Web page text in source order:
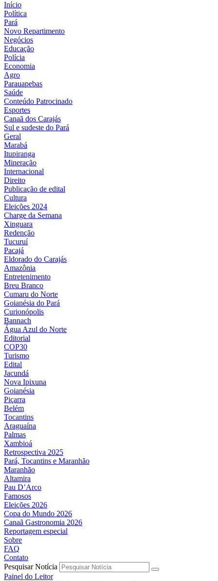
Início
Política
Pará
Novo Repartimento
Negócios
Educação
Polícia
Economia
Agro
Parauapebas
Saúde
Conteúdo Patrocinado
Esportes
Canaã dos Carajás
Sul e sudeste do Pará
Geral
Marabá
Itupiranga
Mineração
Internacional
Direito
Publicação de edital
Cultura
Eleições 2024
Charge da Semana
Xinguara
Redenção
Tucuruí
Pacajá
Eldorado do Carajás
Amazônia
Entretenimento
Breu Branco
Cumaru do Norte
Goianésia do Pará
Curionópolis
Bannach
Água Azul do Norte
Editorial
COP30
Turismo
Edital
Jacundá
Nova Ipixuna
Goianésia
Piçarra
Belém
Tocantins
Araguaína
Palmas
Xambioá
Retrospectiva 2025
Pará, Tocantins e Maranhão
Maranhão
Altamira
Pau D’Arco
Famosos
Eleições 2026
Copa do Mundo 2026
Canaã Gastronomia 2026
Reportagem especial
Sobre
FAQ
Contato
Pesquisar Notícia
Painel do Leitor